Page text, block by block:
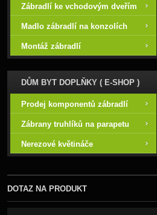
Zábradlí ke vchodovým dveřím
Madlo zábradlí na konzolích
Montáž zábradlí
DŮM BYT DOPLŇKY ( E-SHOP )
Prodej komponentů zábradlí
Zábrany truhlíků na parapetu
Nerezové květináče
DOTAZ NA PRODUKT